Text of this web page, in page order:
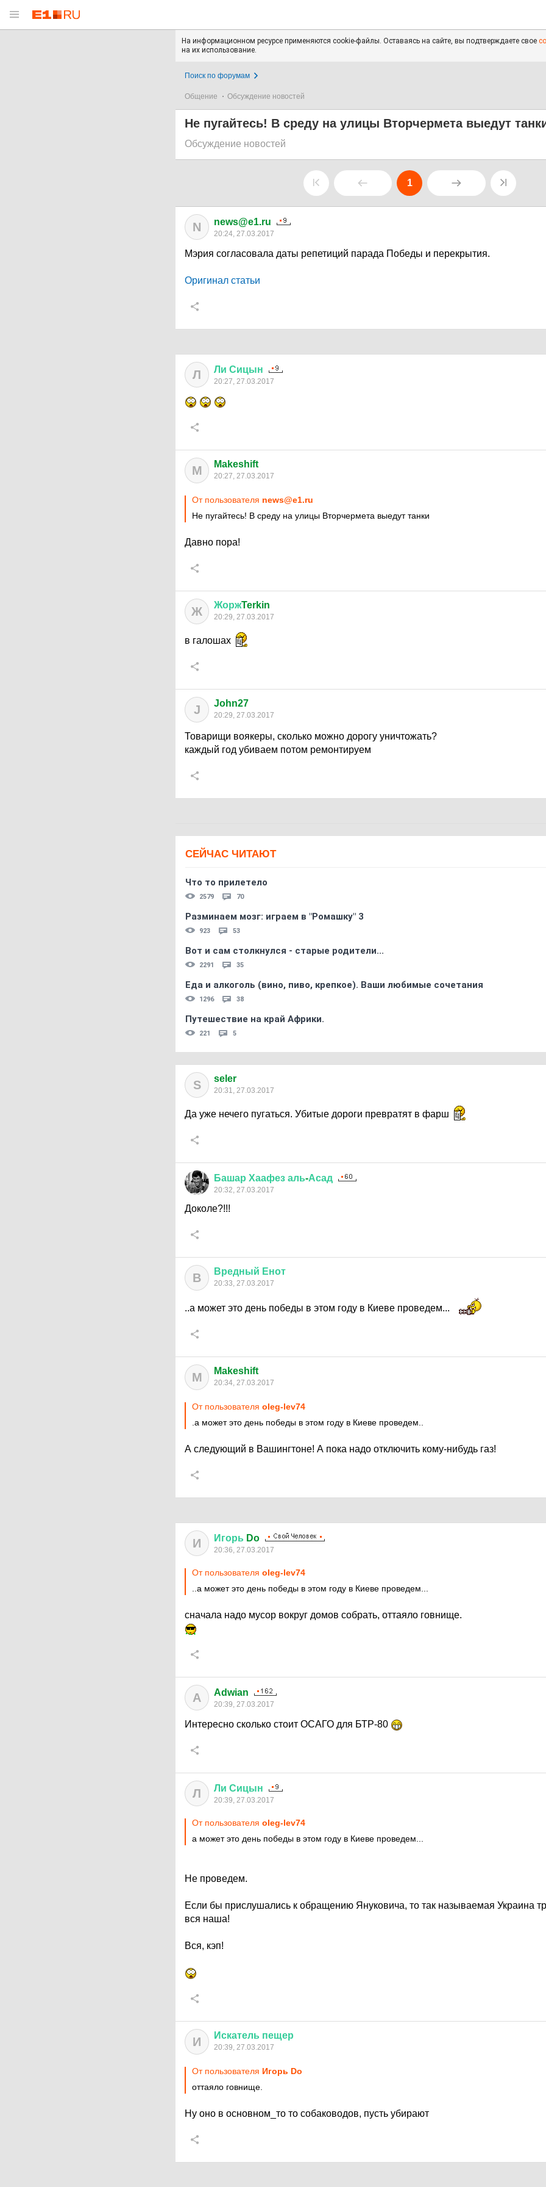
На информационном ресурсе применяются cookie-файлы. Оставаясь на сайте, вы подтверждаете свое
на их использование.
Поиск по форумам
Общение Обсуждение новостей
Не пугайтесь! В среду на улицы Вторчермета выедут
Обсуждение новостей
1
N news@e1.ru
20:24, 27.03.2017
Мэрия согласовала даты репетиций парада Победы и перекрытия.
Оригинал статьи
Л Ли Сицын
20:27, 27.03.2017
M Makeshift
20:27, 27.03.2017
От пользователя news@e1.ru
Не пугайтесь! В среду на улицы Вторчермета выедут танки
Давно пора!
Ж ЖоржTerkin
20:29, 27.03.2017
в галошах
J John27
20:29, 27.03.2017
Товарищи воякеры, сколько можно дорогу уничтожать?
каждый год убиваем потом ремонтируем
СЕЙЧАС ЧИТАЮТ
Что то прилетело
2579 70
Разминаем мозг: играем в "Ромашку" 3
923 53
Вот и сам столкнулся - старые родители...
2291 35
Еда и алкоголь (вино, пиво, крепкое). Ваши любимые сочетания
1296 38
Путешествие на край Африки.
221 5
S seler
20:31, 27.03.2017
Да уже нечего пугаться. Убитые дороги превратят в фарш
Башар Хаафез аль-Асад
20:32, 27.03.2017
Доколе?!!!
В Вредный Енот
20:33, 27.03.2017
..а может это день победы в этом году в Киеве проведем...
M Makeshift
20:34, 27.03.2017
От пользователя oleg-lev74
.а может это день победы в этом году в Киеве проведем..
А следующий в Вашингтоне! А пока надо отключить кому-нибудь газ!
И Игорь Do
20:36, 27.03.2017
От пользователя oleg-lev74
..а может это день победы в этом году в Киеве проведем...
сначала надо мусор вокруг домов собрать, оттаяло говнище.
A Adwian
20:39, 27.03.2017
Интересно сколько стоит ОСАГО для БТР-80
Л Ли Сицын
20:39, 27.03.2017
От пользователя oleg-lev74
а может это день победы в этом году в Киеве проведем...
Не проведем.
Если бы прислушались к обращению Януковича, то так называемая Украина
вся наша!
Вся, кэп!
И Искатель пещер
20:39, 27.03.2017
От пользователя Игорь Do
оттаяло говнище.
Ну оно в основном_то то собаководов, пусть убирают